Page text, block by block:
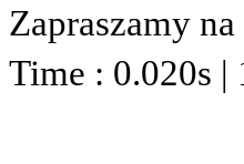
Zapraszamy na
Time : 0.020s